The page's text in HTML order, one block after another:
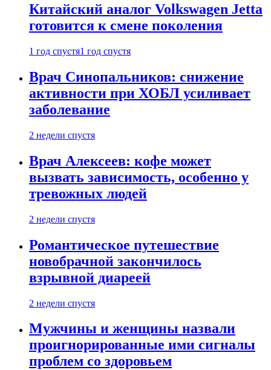
Китайский аналог Volkswagen Jetta
готовится к смене поколения
1 год спустя1 год спустя
Врач Синопальников: снижение
активности при ХОБЛ усиливает
заболевание
2 недели спустя
Врач Алексеев: кофе может
вызвать зависимость, особенно у
тревожных людей
2 недели спустя
Романтическое путешествие
новобрачной закончилось
взрывной диареей
2 недели спустя
Мужчины и женщины назвали
проигнорированные ими сигналы
проблем со здоровьем